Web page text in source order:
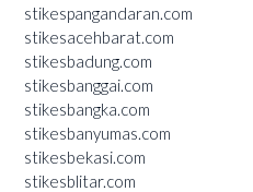
stikespangandaran.com
stikesacehbarat.com
stikesbadung.com
stikesbanggai.com
stikesbangka.com
stikesbanyumas.com
stikesbekasi.com
stikesblitar.com